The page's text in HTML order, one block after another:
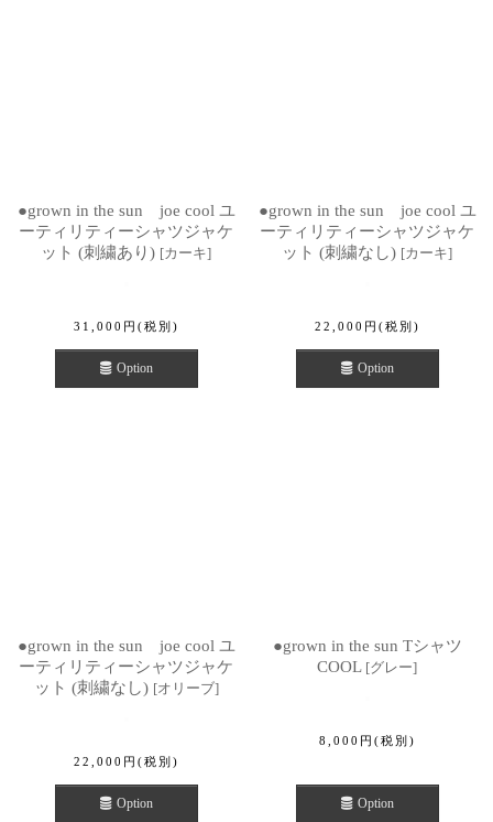
●grown in the sun joe cool ユ
ーティリティーシャツジャケ
ット (刺繍あり) [カーキ]
31,000 円 (税別)
Option
●grown in the sun joe cool ユ
ーティリティーシャツジャケ
ット (刺繍なし) [カーキ]
22,000 円 (税別)
Option
●grown in the sun joe cool ユ
ーティリティーシャツジャケ
ット (刺繍なし) [オリーブ]
22,000 円 (税別)
Option
●grown in the sun Tシャツ
COOL [グレー]
8,000 円 (税別)
Option